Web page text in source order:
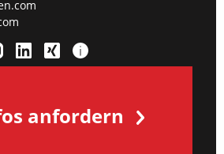
anfordern